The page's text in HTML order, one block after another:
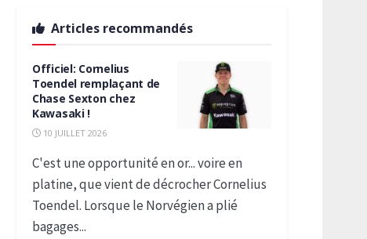
Articles recommandés
Officiel: Cornelius
Toendel remplaçant de
Chase Sexton chez
Kawasaki !
10 JUILLET 2026
C'est une opportunité en or... voire en
platine, que vient de décrocher Cornelius
Toendel. Lorsque le Norvégien a plié
bagages...